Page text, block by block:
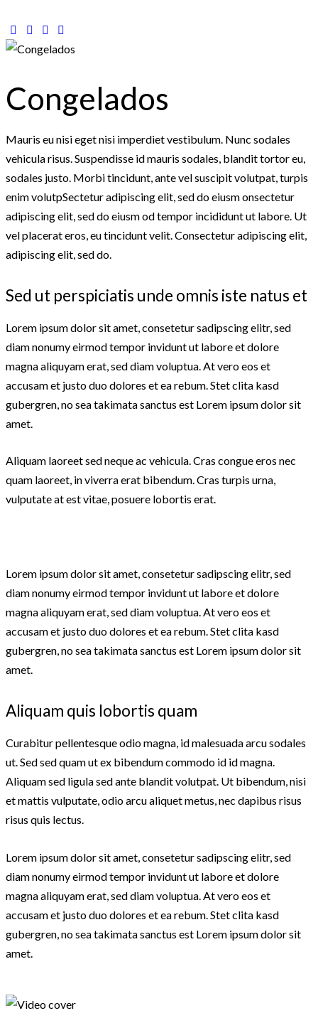
Congelados
Mauris eu nisi eget nisi imperdiet vestibulum. Nunc sodales
vehicula risus. Suspendisse id mauris sodales, blandit tortor eu,
sodales justo. Morbi tincidunt, ante vel suscipit volutpat, turpis
enim volutpSectetur adipiscing elit, sed do eiusm onsectetur
adipiscing elit, sed do eiusm od tempor incididunt ut labore. Ut
vel placerat eros, eu tincidunt velit. Consectetur adipiscing elit,
adipiscing elit, sed do.
Sed ut perspiciatis unde omnis iste natus et
Lorem ipsum dolor sit amet, consetetur sadipscing elitr, sed
diam nonumy eirmod tempor invidunt ut labore et dolore
magna aliquyam erat, sed diam voluptua. At vero eos et
accusam et justo duo dolores et ea rebum. Stet clita kasd
gubergren, no sea takimata sanctus est Lorem ipsum dolor sit
amet.
Aliquam laoreet sed neque ac vehicula. Cras congue eros nec
quam laoreet, in viverra erat bibendum. Cras turpis urna,
vulputate at est vitae, posuere lobortis erat.
Lorem ipsum dolor sit amet, consetetur sadipscing elitr, sed
diam nonumy eirmod tempor invidunt ut labore et dolore
magna aliquyam erat, sed diam voluptua. At vero eos et
accusam et justo duo dolores et ea rebum. Stet clita kasd
gubergren, no sea takimata sanctus est Lorem ipsum dolor sit
amet.
Aliquam quis lobortis quam
Curabitur pellentesque odio magna, id malesuada arcu sodales
ut. Sed sed quam ut ex bibendum commodo id id magna.
Aliquam sed ligula sed ante blandit volutpat. Ut bibendum, nisi
et mattis vulputate, odio arcu aliquet metus, nec dapibus risus
risus quis lectus.
Lorem ipsum dolor sit amet, consetetur sadipscing elitr, sed
diam nonumy eirmod tempor invidunt ut labore et dolore
magna aliquyam erat, sed diam voluptua. At vero eos et
accusam et justo duo dolores et ea rebum. Stet clita kasd
gubergren, no sea takimata sanctus est Lorem ipsum dolor sit
amet.